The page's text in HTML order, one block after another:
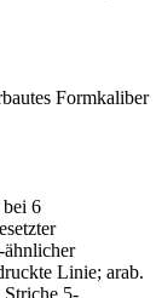
Formkaliber
6
Linie; arab.
Striche 5-